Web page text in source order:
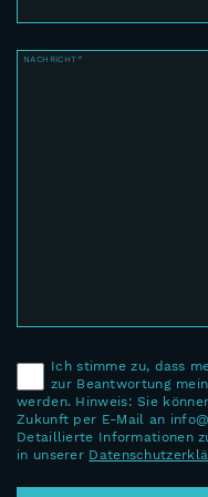
NACHRICHT*
Ich stimme zu, dass
zur Beantwortung
werden. Hinweis: Sie
Zukunft per E-Mail an
Detaillierte Informationen
in unserer